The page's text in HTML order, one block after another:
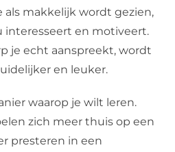
als makkelijk wordt gezien,
interesseert en motiveert.
je echt aanspreekt, wordt
en leuker.
waarop je wilt leren.
zich meer thuis op een
presteren in een